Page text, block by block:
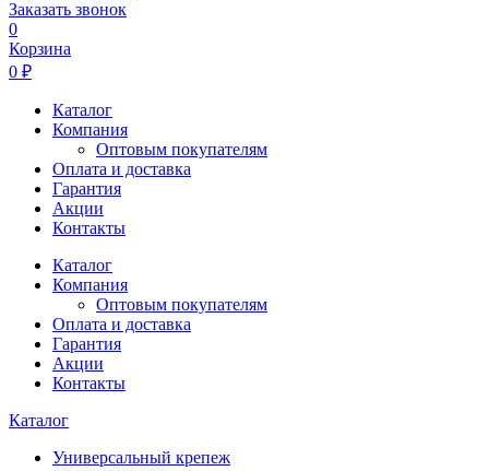
Заказать звонок
0
Корзина
0 ₽
Каталог
Компания
Оптовым покупателям
Оплата и доставка
Гарантия
Акции
Контакты
Каталог
Компания
Оптовым покупателям
Оплата и доставка
Гарантия
Акции
Контакты
Каталог
Универсальный крепеж